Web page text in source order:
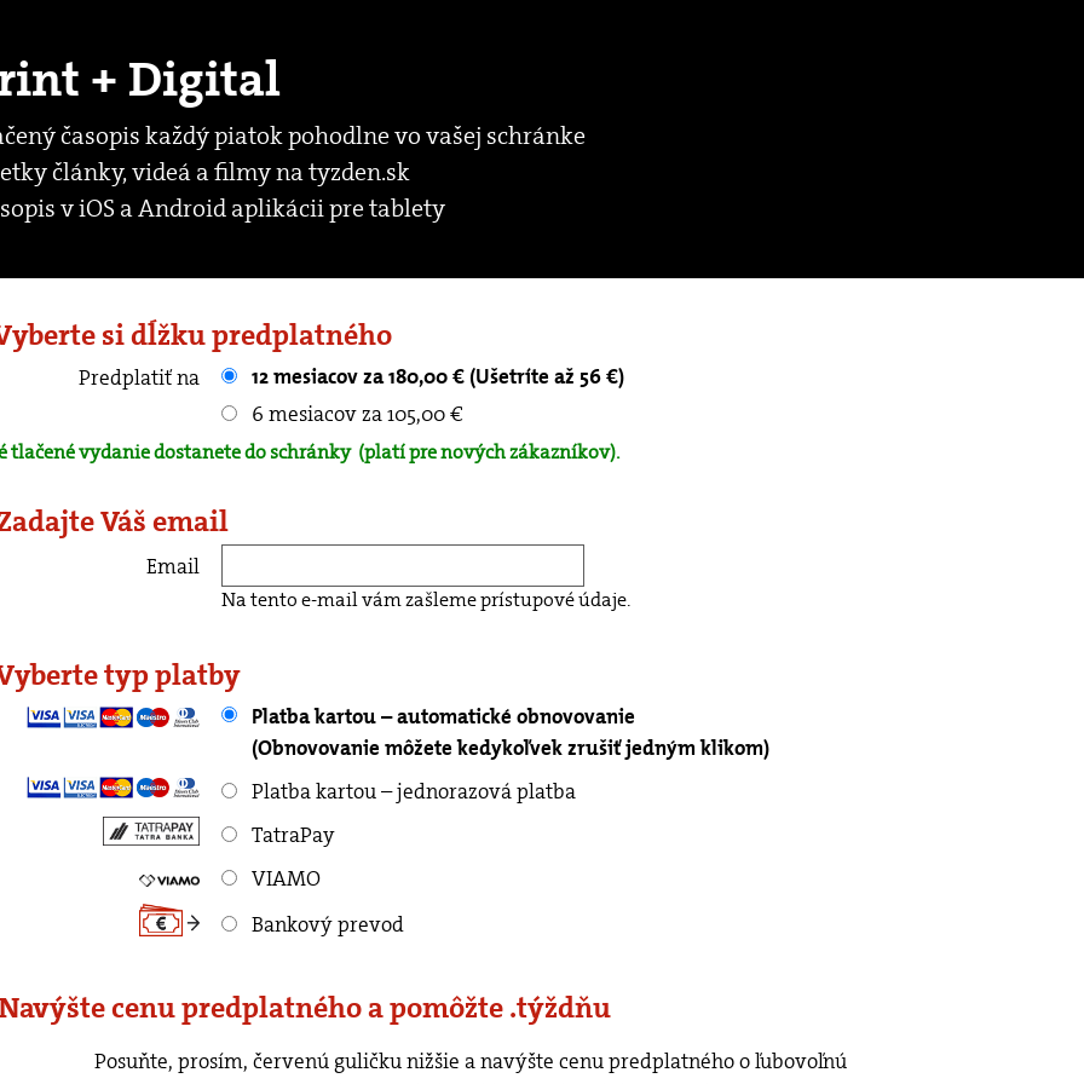
+ Digital
časopis každý piatok pohodlne vo vašej schránke
články, videá a filmy na tyzden.sk
v iOS a Android aplikácii pre tablety
si dĺžku predplatného
Predplatiť na
12 mesiacov za 180,00 € (Ušetríte až 56 €)
6 mesiacov za 105,00 €
tlačené vydanie dostanete do schránky (platí pre nových zákazníkov).
Váš email
Email
Na tento e-mail vám zašleme prístupové údaje.
typ platby
Platba kartou – automatické obnovovanie
(Obnovovanie môžete kedykoľvek zrušiť jedným klikom)
Platba kartou – jednorazová platba
TatraPay
VIAMO
Bankový prevod
cenu predplatného a pomôžte .týždňu